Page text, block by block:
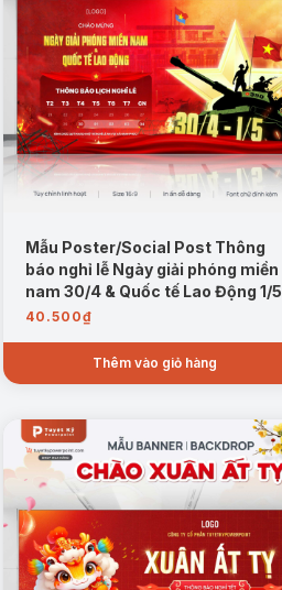
Mẫu Poster/Social Post Thông
báo nghỉ lễ Ngày giải phóng miền
nam 30/4 & Quốc tế Lao Động 1/5
40.500₫
Thêm vào giỏ hàng